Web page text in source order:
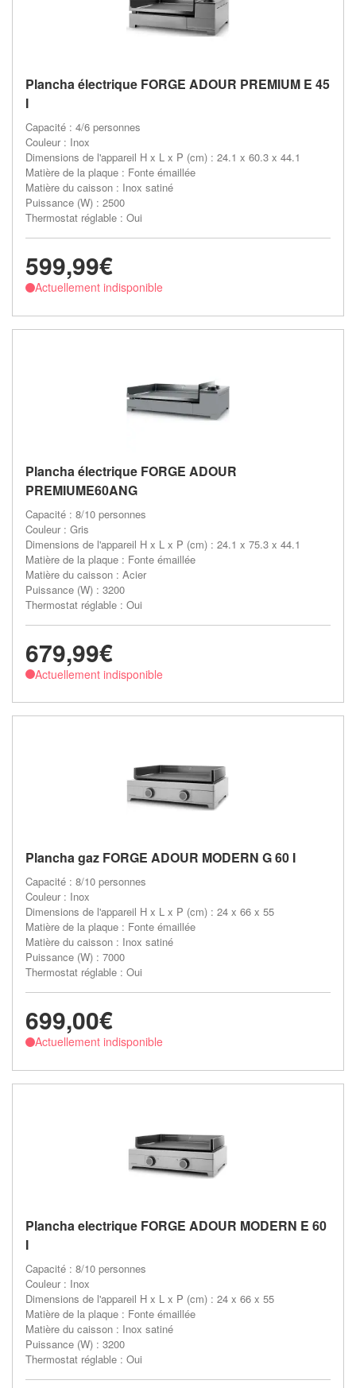
Plancha électrique FORGE ADOUR PREMIUM E 45
I
Capacité : 4/6 personnes
Couleur : Inox
Dimensions de l'appareil H x L x P (cm) : 24.1 x 60.3 x 44.1
Matière de la plaque : Fonte émaillée
Matière du caisson : Inox satiné
Puissance (W) : 2500
Thermostat réglable : Oui
599,99€
Actuellement indisponible
Plancha électrique FORGE ADOUR
PREMIUME60ANG
Capacité : 8/10 personnes
Couleur : Gris
Dimensions de l'appareil H x L x P (cm) : 24.1 x 75.3 x 44.1
Matière de la plaque : Fonte émaillée
Matière du caisson : Acier
Puissance (W) : 3200
Thermostat réglable : Oui
679,99€
Actuellement indisponible
Plancha gaz FORGE ADOUR MODERN G 60 I
Capacité : 8/10 personnes
Couleur : Inox
Dimensions de l'appareil H x L x P (cm) : 24 x 66 x 55
Matière de la plaque : Fonte émaillée
Matière du caisson : Inox satiné
Puissance (W) : 7000
Thermostat réglable : Oui
699,00€
Actuellement indisponible
Plancha electrique FORGE ADOUR MODERN E 60
I
Capacité : 8/10 personnes
Couleur : Inox
Dimensions de l'appareil H x L x P (cm) : 24 x 66 x 55
Matière de la plaque : Fonte émaillée
Matière du caisson : Inox satiné
Puissance (W) : 3200
Thermostat réglable : Oui